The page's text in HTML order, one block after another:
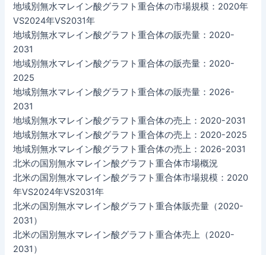
地域別無水マレイン酸グラフト重合体の市場規模：2020年
VS2024年VS2031年
地域別無水マレイン酸グラフト重合体の販売量：2020-
2031
地域別無水マレイン酸グラフト重合体の販売量：2020-
2025
地域別無水マレイン酸グラフト重合体の販売量：2026-
2031
地域別無水マレイン酸グラフト重合体の売上：2020-2031
地域別無水マレイン酸グラフト重合体の売上：2020-2025
地域別無水マレイン酸グラフト重合体の売上：2026-2031
北米の国別無水マレイン酸グラフト重合体市場概況
北米の国別無水マレイン酸グラフト重合体市場規模：2020
年VS2024年VS2031年
北米の国別無水マレイン酸グラフト重合体販売量（2020-
2031）
北米の国別無水マレイン酸グラフト重合体売上（2020-
2031）